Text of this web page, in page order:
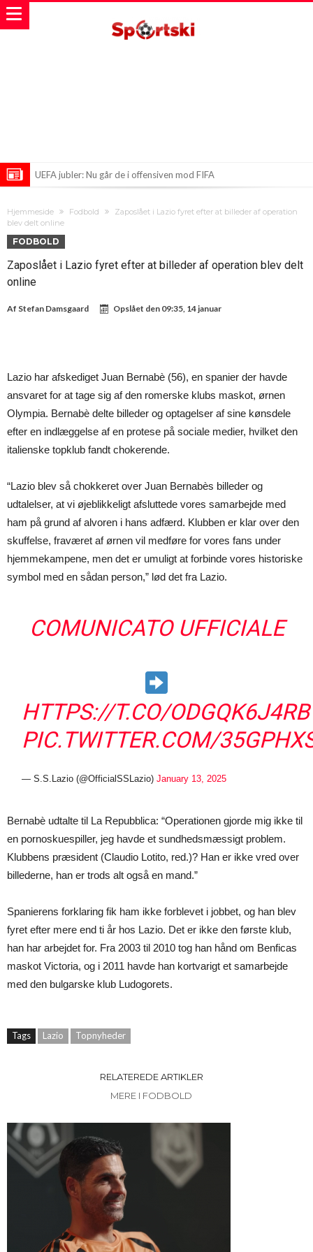
UEFA jubler: Nu går de i offensiven mod FIFA
Nyt turneringsforslag skaber furore i fodboldverdenen
Hjemmeside Fodbold
Zaposlået i Lazio fyret efter at billeder af operation
blev delt online
FODBOLD
Zaposlået i Lazio fyret efter at billeder af operation blev delt
online
Af Stefan Damsgaard Opslået den 09:35, 14 januar
Lazio har afskediget Juan Bernabè (56), en spanier der havde
ansvaret for at tage sig af den romerske klubs maskot, ørnen
Olympia. Bernabè delte billeder og optagelser af sine kønsdele
efter en indlæggelse af en protese på sociale medier, hvilket den
italienske topklub fandt chokerende.
“Lazio blev så chokkeret over Juan Bernabès billeder og
udtalelser, at vi øjeblikkeligt afsluttede vores samarbejde med
ham på grund af alvoren i hans adfærd. Klubben er klar over den
skuffelse, fraværet af ørnen vil medføre for vores fans under
hjemmekampene, men det er umuligt at forbinde vores historiske
symbol med en sådan person,” lød det fra Lazio.
COMUNICATO UFFICIALE
HTTPS://T.CO/ODGQK6J4RB
PIC.TWITTER.COM/
— S.S.Lazio (@OfficialSSLazio)January 13, 2025
Bernabè udtalte til La Repubblica: “Operationen gjorde mig ikke til
en pornoskuespiller, jeg havde et sundhedsmæssigt problem.
Klubbens præsident (Claudio Lotito, red.)? Han er ikke vred over
billederne, han er trods alt også en mand.”
Spanierens forklaring fik ham ikke forblevet i jobbet, og han blev
fyret efter mere end ti år hos Lazio. Det er ikke den første klub,
han har arbejdet for. Fra 2003 til 2010 tog han hånd om Benficas
maskot Victoria, og i 2011 havde han kortvarigt et samarbejde
med den bulgarske klub Ludogorets.
Tags Lazio Topnyheder
RELATEREDE ARTIKLER
MERE I FODBOLD